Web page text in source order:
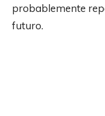
probablemente
futuro.